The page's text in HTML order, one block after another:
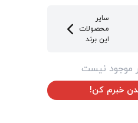
سایر
محصولات
این برند
موجود نیست
خبرم کن!